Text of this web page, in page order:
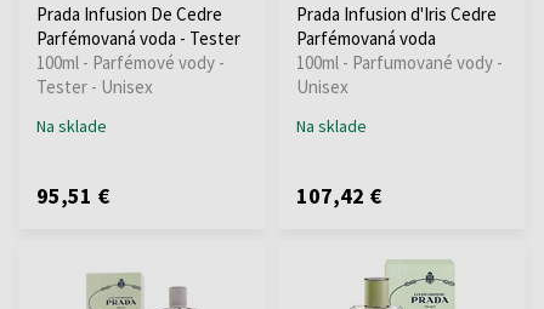
Prada Infusion De Cedre
Parfémovaná voda - Tester
100ml - Parfémové vody -
Tester - Unisex
Na sklade
95,51 €
Prada Infusion d'Iris Cedre
Parfémovaná voda
100ml - Parfumované vody -
Unisex
Na sklade
107,42 €